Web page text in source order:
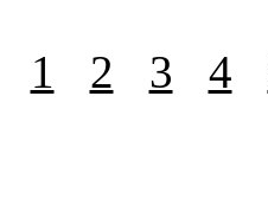
1 2 3 4